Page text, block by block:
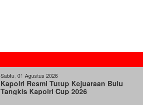
Sabtu, 01 Agustus 2026
Kapolri Resmi Tutup Kejuaraan Bulu
Tangkis Kapolri Cup 2026